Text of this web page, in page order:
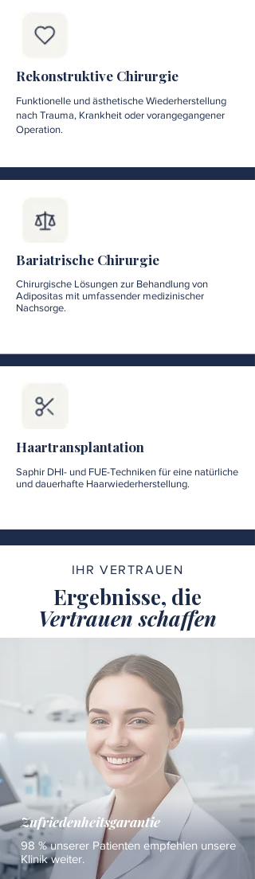
Rekonstruktive Chirurgie
Funktionelle und ästhetische Wiederherstellung
nach Trauma, Krankheit oder vorangegangener
Operation.
Bariatrische Chirurgie
Chirurgische Lösungen zur Behandlung von
Adipositas mit umfassender medizinischer
Nachsorge.
Haartransplantation
Saphir DHI- und FUE-Techniken für eine natürliche
und dauerhafte Haarwiederherstellung.
IHR VERTRAUEN
Ergebnisse, die
Vertrauen schaffen
Zufriedenheitsgarantie
98 % unserer Patienten empfehlen unsere
Klinik weiter.